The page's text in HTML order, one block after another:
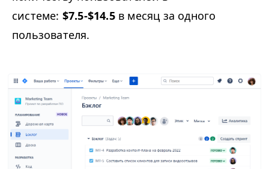
системе: $7.5-$14.5в месяц за одного
пользователя.